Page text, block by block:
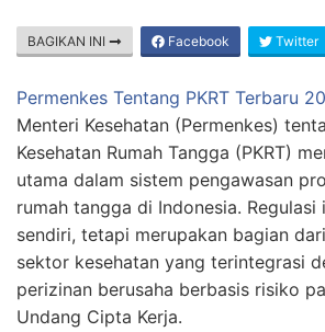
BAGIKAN INI Facebook Twitter
Permenkes Tentang PKRT Terbaru
Menteri Kesehatan (Permenkes)
Kesehatan Rumah Tangga (PKRT)
utama dalam sistem pengawasan
rumah tangga di Indonesia.
sendiri, tetapi merupakan bagian
sektor kesehatan yang terintegrasi
perizinan berusaha berbasis risiko
Undang Cipta Kerja.